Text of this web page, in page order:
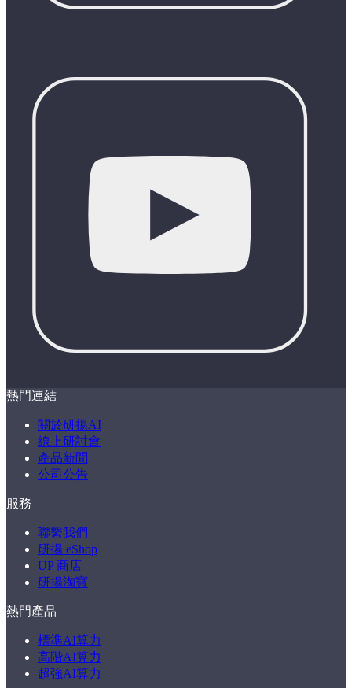
熱門連結
關於研揚AI
線上研討會
產品新聞
公司公告
服務
聯繫我們
研揚 eShop
UP 商店
研揚淘寶
熱門產品
標準AI算力
高階AI算力
超強AI算力